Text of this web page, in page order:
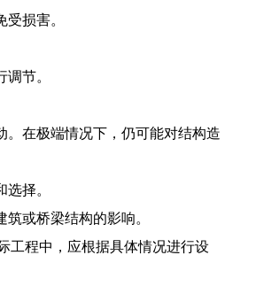
损害。
节。
。在极端情况下，仍可能对结构造
择。
或桥梁结构的影响。
工程中，应根据具体情况进行设